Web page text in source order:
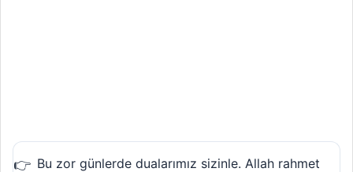
Bu zor günlerde dualarımız sizinle. Allah rahmet